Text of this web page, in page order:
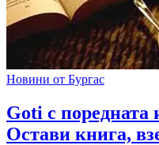
Новини от Бургас
Goti с поредната
Остави книга,